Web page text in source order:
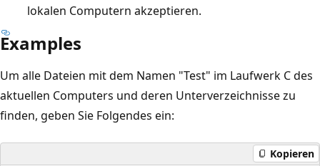
lokalen Computern akzeptieren.
Examples
Um alle Dateien mit dem Namen "Test" im Laufwerk C des
aktuellen Computers und deren Unterverzeichnisse zu
finden, geben Sie Folgendes ein:
Kopieren